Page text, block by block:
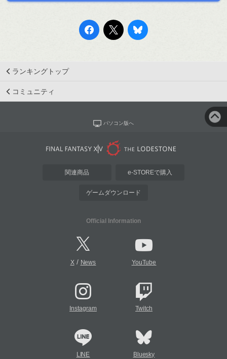
ランキングトップ
コミュニティ
パソコン版へ
関連商品 e-STOREで購入
ゲームダウンロード
Official Information
X/ News YouTube
Instagram Twitch
LINE Bluesky